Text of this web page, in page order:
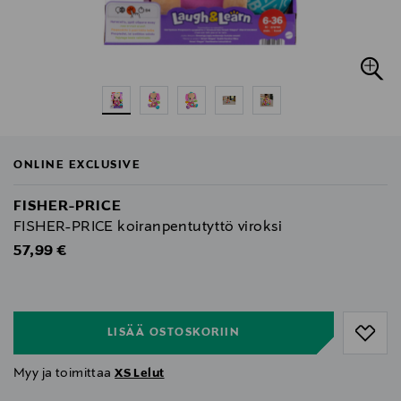
ONLINE EXCLUSIVE
FISHER-PRICE
FISHER-PRICE koiranpentutyttö viroksi
Original Price
57,99 €
LISÄÄ OSTOSKORIIN
Myy ja toimittaaXS Lelut